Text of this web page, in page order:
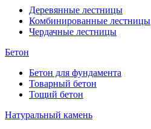
Деревянные лестницы
Комбинированные лестницы
Чердачные лестницы
Бетон
Бетон для фундамента
Товарный бетон
Тощий бетон
Натуральный камень